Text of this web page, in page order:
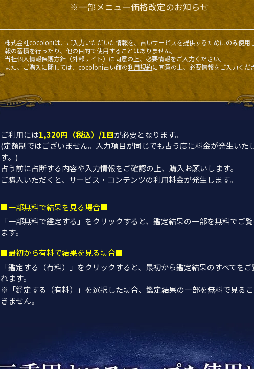
※一部メニュー価格改定のお知らせ
株式会社cocoloniは、ご入力いただいた情報を、占いサービスを提供するためにのみ使用
報の蓄積を行ったり、他の目的で使用することはありません。
当社個人情報保護方針 （外部サイト）に同意の上、必要情報をご入力ください。
また、ご購入に関しては、cocoloni占い館の利用規約に同意の上、必要情報をご入力くだ
ご利用には1,320円（税込）/1回が必要となります。
(定額制ではございません。入力項目が同じでも占う度に料金が発生いた
す。)
占う前に占断する内容や入力情報をご確認の上、購入お願いします。
ご購入いただくと、サービス・コンテンツの利用料金が発生します。
■一部無料で結果を見る場合■
「一部無料で鑑定する」をクリックすると、鑑定結果の一部を無料でご
ます。
■最初から有料で結果を見る場合■
「鑑定する（有料）」をクリックすると、最初から鑑定結果のすべてを
れます。
※「鑑定する（有料）」を選択した場合、鑑定結果の一部を無料で見る
きません。